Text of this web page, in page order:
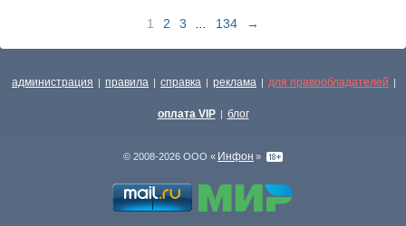
1 2 3 134 →
администрация | правила | справка | реклама | для правообладателей |
оплата VIP | блог
© 2008-2026 ООО « Инфон »